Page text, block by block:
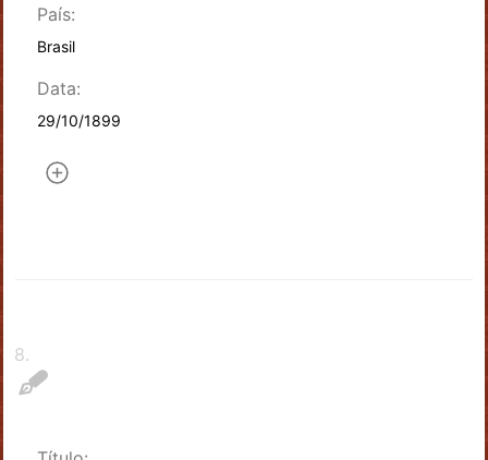
País:
Brasil
Data:
29/10/1899
8.